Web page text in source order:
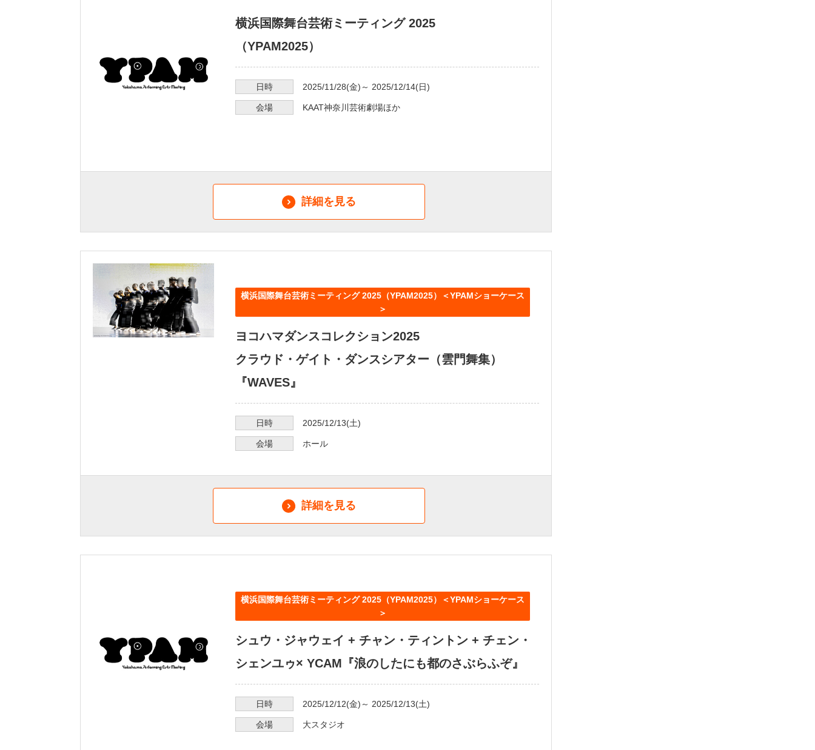
横浜国際舞台芸術ミーティング 2025
（YPAM2025）
日時 2025/11/28(金)～ 2025/12/14(日)
会場 KAAT神奈川芸術劇場ほか
詳細を見る
横浜国際舞台芸術ミーティング 2025（YPAM2025）＜YPAMショーケース
＞
ヨコハマダンスコレクション2025
クラウド・ゲイト・ダンスシアター（雲門舞集）
『WAVES』
日時 2025/12/13(土)
会場 ホール
詳細を見る
横浜国際舞台芸術ミーティング 2025（YPAM2025）＜YPAMショーケース
＞
シュウ・ジャウェイ + チャン・ティントン + チェン・
シェンユゥ× YCAM『浪のしたにも都のさぶらふぞ』
日時 2025/12/12(金)～ 2025/12/13(土)
会場 大スタジオ